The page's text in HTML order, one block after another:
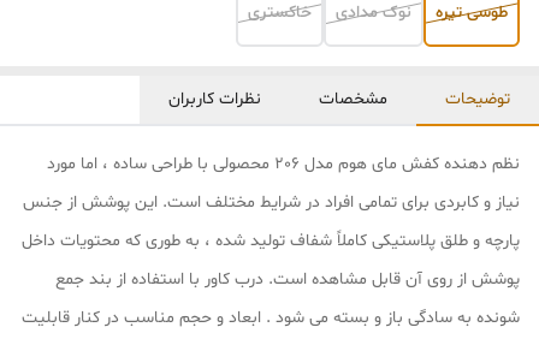
طوسی تیره نوک مدادی خاکستری
توضیحات مشخصات نظرات کاربران
نظم دهنده کفش مای هوم مدل 206 محصولی با طراحی ساده ، اما مورد
نیاز و کابردی برای تمامی افراد در شرایط مختلف است. این پوشش از جنس
پارچه و طلق پلاستیکی کاملاً شفاف تولید شده ، به طوری که محتویات داخل
پوشش از روی آن قابل مشاهده است. درب کاور با استفاده از بند جمع
شونده به سادگی باز و بسته می شود . ابعاد و حجم مناسب در کنار قابلیت